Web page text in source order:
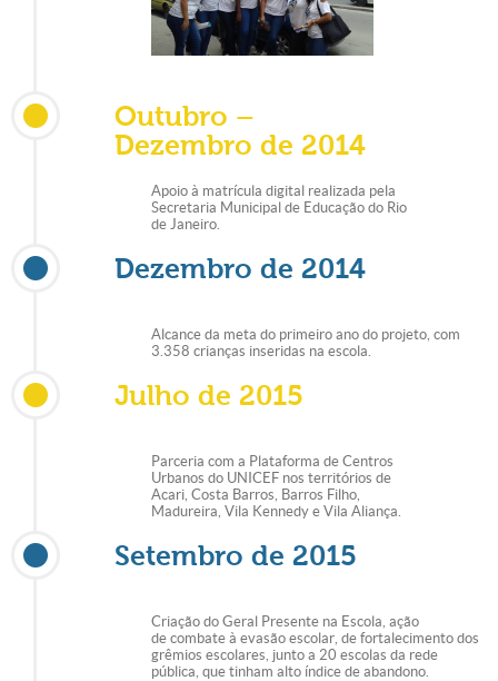
Outubro –
Dezembro de 2014
Apoio à matrícula digital realizada pela
Secretaria Municipal de Educação do Rio
de Janeiro.
Dezembro de 2014
Alcance da meta do primeiro ano do projeto, com
3.358 crianças inseridas na escola.
Julho de 2015
Parceria com a Plataforma de Centros
Urbanos do UNICEF nos territórios de
Acari, Costa Barros, Barros Filho,
Madureira, Vila Kennedy e Vila Aliança.
Setembro de 2015
Criação do Geral Presente na Escola, ação
de combate à evasão escolar, de fortalecimento dos
grêmios escolares, junto a 20 escolas da rede
pública, que tinham alto índice de abandono.